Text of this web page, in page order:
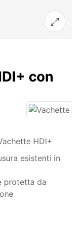
con
HDI+
esistenti in
protetta da